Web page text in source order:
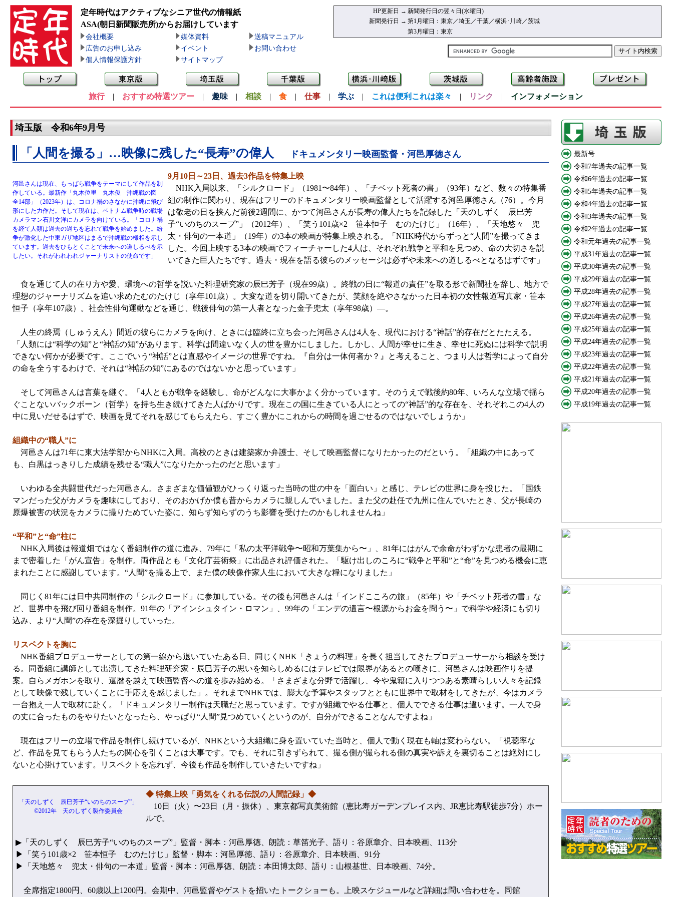
定年時代はアクティブなシニア世代の情報紙
ASA(朝日新聞販売所)からお届けしています
会社概要 媒体資料
送稿マニュアル
広告のお申し込み
イベント
お問い合わせ
個人情報保護方針
サイトマップ
HP更新日 → 新聞発行日の翌々日(水曜日)
新聞発行日 → 第1月曜日：東京／埼玉／千葉／横浜･川崎／茨城
第3月曜日：東京
旅行| おすすめ特選ツアー | 趣味 | 相談 | 食 | 仕事 | 学ぶ | これは便利これは楽々 | リンク | インフォメーション
埼玉版 令和6年9月号
「人間を撮る」…映像に残した“長寿”の偉人 ドキュメンタリー映画監督・河邑厚徳さん
河邑さんは現在、もっぱら戦争をテーマにして作品を制
作している。最新作「丸木位里 丸木俊 沖縄戦の図
全14部」（2023年）は、コロナ禍のさなかに沖縄に飛び
形にした力作だ。そして現在は、ベトナム戦争時の戦場
カメラマン石川文洋にカメラを向けている。「コロナ禍
を経て人類は過去の過ちを忘れて戦争を始めました。紛
争が激化した中東ガザ地区はまるで沖縄戦の様相を示し
ています。過去をひもとくことで未来への道しるべを示
したい。それがわれわれジャーナリストの使命です」
9月10日～23日、過去3作品を特集上映
NHK入局以来、「シルクロード」（1981〜84年）、「チベット死者の書」（93年）など、数々の特集番
組の制作に関わり、現在はフリーのドキュメンタリー映画監督として活躍する河邑厚徳さん（76）。今月
は敬老の日を挟んだ前後2週間に、かつて河邑さんが長寿の偉人たちを記録した「天のしずく 辰巳芳
子“いのちのスープ”」（2012年）、「笑う101歳×2 笹本恒子 むのたけじ」（16年）、「天地悠々 兜
太・俳句の一本道」（19年）の3本の映画が特集上映される。「NHK時代からずっと“人間”を撮ってきま
した。今回上映する3本の映画でフィーチャーした4人は、それぞれ戦争と平和を見つめ、命の大切さを説
いてきた巨人たちです。過去・現在を語る彼らのメッセージは必ずや未来への道しるべとなるはずです」
食を通じて人の在り方や愛、環境への哲学を説いた料理研究家の辰巳芳子（現在99歳）。終戦の日に“報道の責任”を取る形で新聞社を辞し、地方で
理想のジャーナリズムを追い求めたむのたけじ（享年101歳）。大変な道を切り開いてきたが、笑顔を絶やさなかった日本初の女性報道写真家・笹本
恒子（享年107歳）。社会性俳句運動などを通じ、戦後俳句の第一人者となった金子兜太（享年98歳）—。
人生の終焉（しゅうえん）間近の彼らにカメラを向け、ときには臨終に立ち会った河邑さんは4人を、現代における“神話”的存在だとたたえる。
「人類には“科学の知”と“神話の知”があります。科学は間違いなく人の世を豊かにしました。しかし、人間が幸せに生き、幸せに死ぬには科学で説明
できない何かが必要です。ここでいう“神話”とは直感やイメージの世界ですね。『自分は一体何者か？』と考えること、つまり人は哲学によって自分
の命を全うするわけで、それは“神話の知”にあるのではないかと思っています」
そして河邑さんは言葉を継ぐ。「4人ともが戦争を経験し、命がどんなに大事かよく分かっています。そのうえで戦後約80年、いろんな立場で揺ら
ぐことないバックボーン（哲学）を持ち生き続けてきた人ばかりです。現在この国に生きている人にとっての“神話”的な存在を、それぞれこの4人の
中に見いだせるはずで、映画を見てそれを感じてもらえたら、すごく豊かにこれからの時間を過ごせるのではないでしょうか」
組織中の“職人”に
河邑さんは71年に東大法学部からNHKに入局。高校のときは建築家か弁護士、そして映画監督になりたかったのだという。「組織の中にあって
も、白黒はっきりした成績を残せる“職人”になりたかったのだと思います」
いわゆる全共闘世代だった河邑さん。さまざまな価値観がひっくり返った当時の世の中を「面白い」と感じ、テレビの世界に身を投じた。「国鉄
マンだった父がカメラを趣味にしており、そのおかげか僕も昔からカメラに親しんでいました。また父の赴任で九州に住んでいたとき、父が長崎の
原爆被害の状況をカメラに撮りためていた姿に、知らず知らずのうち影響を受けたのかもしれませんね」
“平和”と“命”柱に
NHK入局後は報道畑ではなく番組制作の道に進み、79年に「私の太平洋戦争〜昭和万葉集から〜」、81年にはがんで余命がわずかな患者の最期に
まで密着した「がん宣告」を制作。両作品とも「文化庁芸術祭」に出品され評価された。「駆け出しのころに“戦争と平和”と“命”を見つめる機会に恵
まれたことに感謝しています。“人間”を撮る上で、また僕の映像作家人生において大きな糧になりました」
同じく81年には日中共同制作の「シルクロード」に参加している。その後も河邑さんは「インドこころの旅」（85年）や「チベット死者の書」な
ど、世界中を飛び回り番組を制作。91年の「アインシュタイン・ロマン」、99年の「エンデの遺言〜根源からお金を問う〜」で科学や経済にも切り
込み、より“人間”の存在を深掘りしていった。
リスペクトを胸に
NHK番組プロデューサーとしての第一線から退いていたある日、同じくNHK「きょうの料理」を長く担当してきたプロデューサーから相談を受け
る。同番組に講師として出演してきた料理研究家・辰巳芳子の思いを知らしめるにはテレビでは限界があるとの嘆きに、河邑さんは映画作りを提
案。自らメガホンを取り、還暦を越えて映画監督への道を歩み始める。「さまざまな分野で活躍し、今や鬼籍に入りつつある素晴らしい人々を記録
として映像で残していくことに手応えを感じました」。それまでNHKでは、膨大な予算やスタッフとともに世界中で取材をしてきたが、今はカメラ
一台抱え一人で取材に赴く。「ドキュメンタリー制作は天職だと思っています。ですが組織でやる仕事と、個人でできる仕事は違います。一人で身
の丈に合ったものをやりたいとなったら、やっぱり“人間”見つめていくというのが、自分ができることなんですよね」
現在はフリーの立場で作品を制作し続けているが、NHKという大組織に身を置いていた当時と、個人で動く現在も軸は変わらない。「視聴率な
ど、作品を見てもらう人たちの関心を引くことは大事です。でも、それに引きずられて、撮る側が撮られる側の真実や訴えを裏切ることは絶対にし
ないと心掛けています。リスペクトを忘れず、今後も作品を制作していきたいですね」
「天のしずく 辰巳芳子“いのちのスープ”」
©2012年 天のしずく製作委員会
◆ 特集上映「勇気をくれる伝説の人間記録」◆
10日（火）〜23日（月・振休）、東京都写真美術館（恵比寿ガーデンプレイス内、JR恵比寿駅徒歩7分）ホー
ルで。
▶「天のしずく 辰巳芳子“いのちのスープ”」監督・脚本：河邑厚徳、朗読：草笛光子、語り：谷原章介、日本映画、113分
▶「笑う101歳×2 笹本恒子 むのたけじ」監督・脚本：河邑厚徳、語り：谷原章介、日本映画、91分
▶「天地悠々 兜太・俳句の一本道」監督・脚本：河邑厚徳、朗読：本田博太郎、語り：山根基世、日本映画、74分。
全席指定1800円、60歳以上1200円。会期中、河邑監督やゲストを招いたトークショーも。上映スケジュールなど詳細は問い合わせを。同館
最新号
令和7年過去の記事一覧
令和6年過去の記事一覧
令和5年過去の記事一覧
令和4年過去の記事一覧
令和3年過去の記事一覧
令和2年過去の記事一覧
令和元年過去の記事一覧
平成31年過去の記事一覧
平成30年過去の記事一覧
平成29年過去の記事一覧
平成28年過去の記事一覧
平成27年過去の記事一覧
平成26年過去の記事一覧
平成25年過去の記事一覧
平成24年過去の記事一覧
平成23年過去の記事一覧
平成22年過去の記事一覧
平成21年過去の記事一覧
平成20年過去の記事一覧
平成19年過去の記事一覧